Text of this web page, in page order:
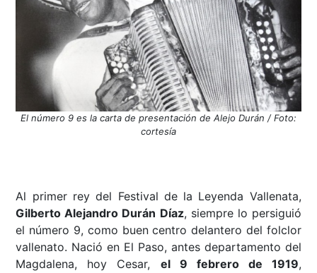
El número 9 es la carta de presentación de Alejo Durán / Foto:
cortesía
Al primer rey del Festival de la Leyenda Vallenata,
Gilberto Alejandro Durán Díaz, siempre lo persiguió
el número 9, como buen centro delantero del folclor
vallenato. Nació en El Paso, antes departamento del
Magdalena, hoy Cesar, el 9 febrero de 1919,